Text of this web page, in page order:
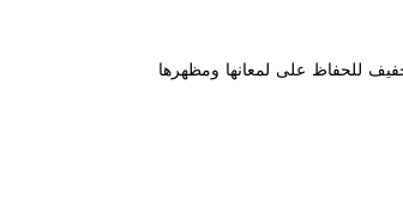
للحفاظ على لمعانها ومظهرها